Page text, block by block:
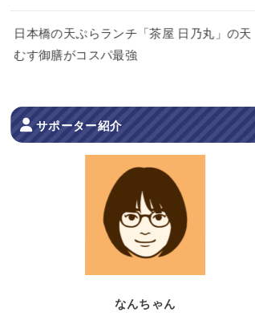
日本橋の天ぷらランチ「茶屋 日乃丸」の天
むす御膳がコスパ最強
サポーター紹介
なんちゃん